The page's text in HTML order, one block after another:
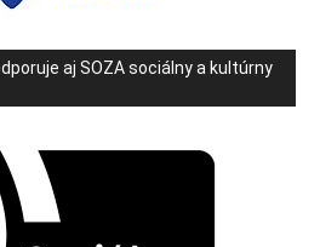
aj SOZA sociálny a kultúrny